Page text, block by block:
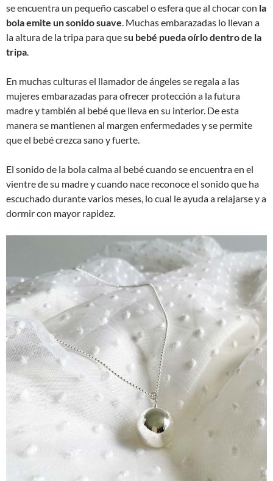
se encuentra un pequeño cascabel o esfera que al chocar con la
bola emite un sonido suave. Muchas embarazadas lo llevan a
la altura de la tripa para que su bebé pueda oírlo dentro de la
tripa.
En muchas culturas el llamador de ángeles se regala a las
mujeres embarazadas para ofrecer protección a la futura
madre y también al bebé que lleva en su interior. De esta
manera se mantienen al margen enfermedades y se permite
que el bebé crezca sano y fuerte.
El sonido de la bola calma al bebé cuando se encuentra en el
vientre de su madre y cuando nace reconoce el sonido que ha
escuchado durante varios meses, lo cual le ayuda a relajarse y a
dormir con mayor rapidez.